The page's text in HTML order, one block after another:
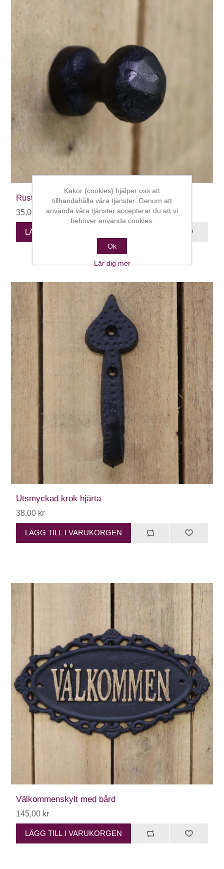
Rustik dörrknopp
35,00 kr
LÄGG TILL I VARUKORGEN
Utsmyckad krok hjärta
38,00 kr
LÄGG TILL I VARUKORGEN
Välkommenskylt med bård
145,00 kr
LÄGG TILL I VARUKORGEN
Kakor (cookies) hjälper oss att
tillhandahålla våra tjänster. Genom att
använda våra tjänster accepterar du att vi
behöver använda cookies.
Ok
Lär dig mer